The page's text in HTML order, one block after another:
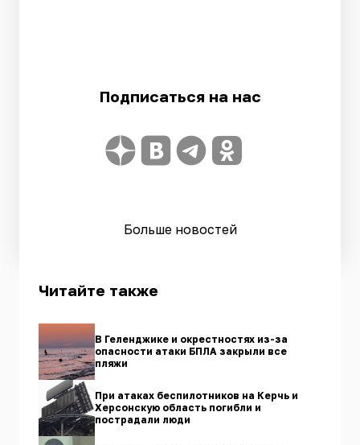
Подписаться на нас
Больше новостей
Читайте также
В Геленджике и окрестностях из-за
опасности атаки БПЛА закрыли все
пляжи
При атаках беспилотников на Керчь и
Херсонскую область погибли и
пострадали люди